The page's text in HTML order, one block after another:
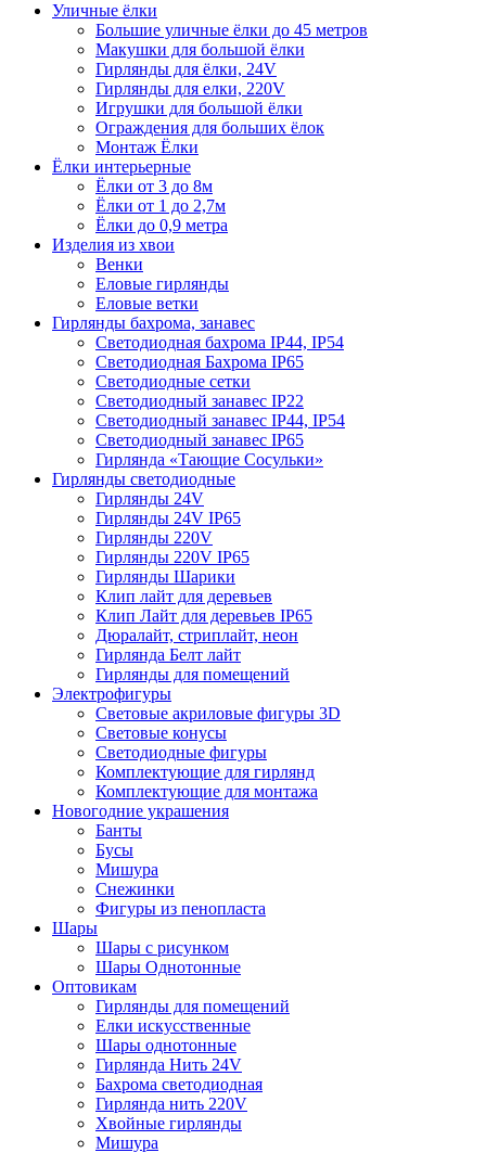
Уличные ёлки
Большие уличные ёлки до 45 метров
Макушки для большой ёлки
Гирлянды для ёлки, 24V
Гирлянды для елки, 220V
Игрушки для большой ёлки
Ограждения для больших ёлок
Монтаж Ёлки
Ёлки интерьерные
Ёлки от 3 до 8м
Ёлки от 1 до 2,7м
Ёлки до 0,9 метра
Изделия из хвои
Венки
Еловые гирлянды
Еловые ветки
Гирлянды бахрома, занавес
Светодиодная бахрома IP44, IP54
Светодиодная Бахрома IP65
Светодиодные сетки
Светодиодный занавес IP22
Светодиодный занавес IP44, IP54
Светодиодный занавес IP65
Гирлянда «Тающие Сосульки»
Гирлянды светодиодные
Гирлянды 24V
Гирлянды 24V IP65
Гирлянды 220V
Гирлянды 220V IP65
Гирлянды Шарики
Клип лайт для деревьев
Клип Лайт для деревьев IP65
Дюралайт, стриплайт, неон
Гирлянда Белт лайт
Гирлянды для помещений
Электрофигуры
Световые акриловые фигуры 3D
Световые конусы
Светодиодные фигуры
Комплектующие для гирлянд
Комплектующие для монтажа
Новогодние украшения
Банты
Бусы
Мишура
Снежинки
Фигуры из пенопласта
Шары
Шары с рисунком
Шары Однотонные
Оптовикам
Гирлянды для помещений
Елки искусственные
Шары однотонные
Гирлянда Нить 24V
Бахрома светодиодная
Гирлянда нить 220V
Хвойные гирлянды
Мишура